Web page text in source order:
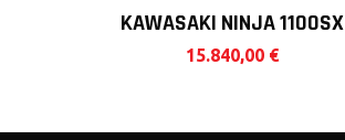
KAWASAKI NINJA 1100SX
15.840,00 €